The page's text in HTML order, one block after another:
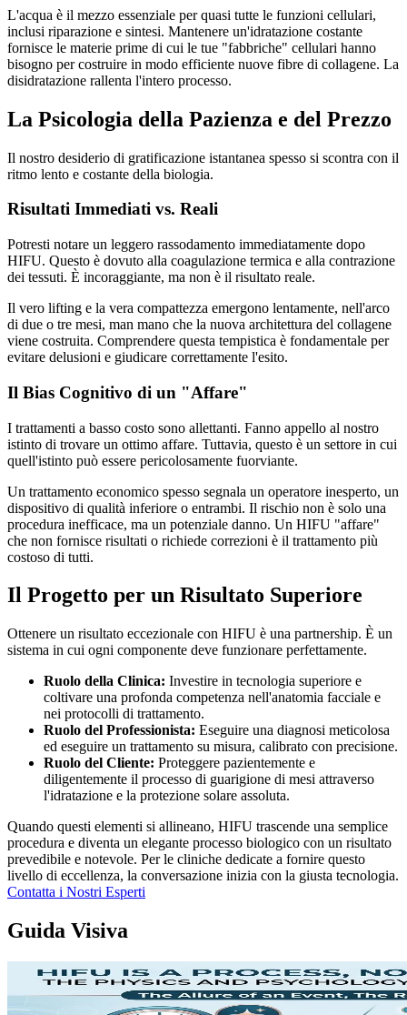
L'acqua è il mezzo essenziale per quasi tutte le funzioni cellulari,
inclusi riparazione e sintesi. Mantenere un'idratazione costante
fornisce le materie prime di cui le tue "fabbriche" cellulari hanno
bisogno per costruire in modo efficiente nuove fibre di collagene. La
disidratazione rallenta l'intero processo.
La Psicologia della Pazienza e del Prezzo
Il nostro desiderio di gratificazione istantanea spesso si scontra con il
ritmo lento e costante della biologia.
Risultati Immediati vs. Reali
Potresti notare un leggero rassodamento immediatamente dopo
HIFU. Questo è dovuto alla coagulazione termica e alla contrazione
dei tessuti. È incoraggiante, ma non è il risultato reale.
Il vero lifting e la vera compattezza emergono lentamente, nell'arco
di due o tre mesi, man mano che la nuova architettura del collagene
viene costruita. Comprendere questa tempistica è fondamentale per
evitare delusioni e giudicare correttamente l'esito.
Il Bias Cognitivo di un "Affare"
I trattamenti a basso costo sono allettanti. Fanno appello al nostro
istinto di trovare un ottimo affare. Tuttavia, questo è un settore in cui
quell'istinto può essere pericolosamente fuorviante.
Un trattamento economico spesso segnala un operatore inesperto, un
dispositivo di qualità inferiore o entrambi. Il rischio non è solo una
procedura inefficace, ma un potenziale danno. Un HIFU "affare"
che non fornisce risultati o richiede correzioni è il trattamento più
costoso di tutti.
Il Progetto per un Risultato Superiore
Ottenere un risultato eccezionale con HIFU è una partnership. È un
sistema in cui ogni componente deve funzionare perfettamente.
Ruolo della Clinica: Investire in tecnologia superiore e
coltivare una profonda competenza nell'anatomia facciale e
nei protocolli di trattamento.
Ruolo del Professionista: Eseguire una diagnosi meticolosa
ed eseguire un trattamento su misura, calibrato con precisione.
Ruolo del Cliente: Proteggere pazientemente e
diligentemente il processo di guarigione di mesi attraverso
l'idratazione e la protezione solare assoluta.
Quando questi elementi si allineano, HIFU trascende una semplice
procedura e diventa un elegante processo biologico con un risultato
prevedibile e notevole. Per le cliniche dedicate a fornire questo
livello di eccellenza, la conversazione inizia con la giusta tecnologia.
Contatta i Nostri Esperti
Guida Visiva